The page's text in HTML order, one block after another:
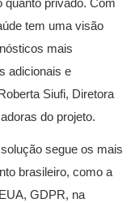
tem uma visão
mais
adicionais e
Siufi, Diretora
do projeto.
segue os mais
brasileiro, como a
GDPR, na